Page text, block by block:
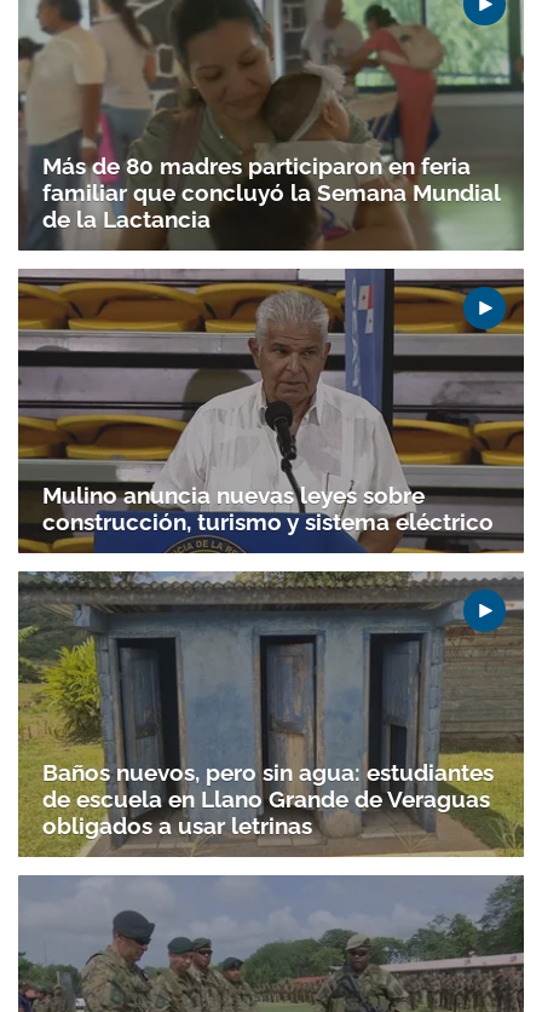
Más de 80 madres participaron en feria
familiar que concluyó la Semana Mundial
de la Lactancia
Mulino anuncia nuevas leyes sobre
construcción, turismo y sistema eléctrico
Baños nuevos, pero sin agua: estudiantes
de escuela en Llano Grande de Veraguas
obligados a usar letrinas